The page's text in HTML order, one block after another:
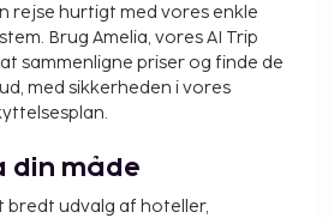
rejse hurtigt med vores enkle
Brug Amelia, vores AI Trip
sammenligne priser og finde de
med sikkerheden i vores
din måde
udvalg af hoteller,